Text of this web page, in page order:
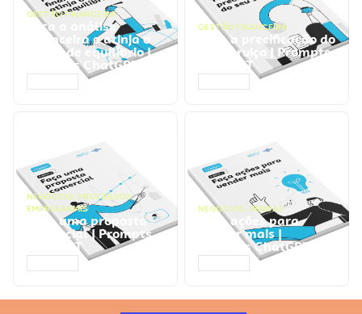
GESTÃO FINANCEIRA
Faça a análise
financeira e atinja o
ponto de equilíbrio |
Prompts ChatGPT
GESTÃO FINANCEIRA
Faça a precificação do
seu serviço | Prompts
ChatGPT
NEGÓCIOS, PROCESSOS
EMPRESARIAIS
Faça uma proposta
comercial | Prompts
ChatGPT
NEGÓCIOS, VENDAS
Faça ações para
vender mais |
Prompts ChatGPT